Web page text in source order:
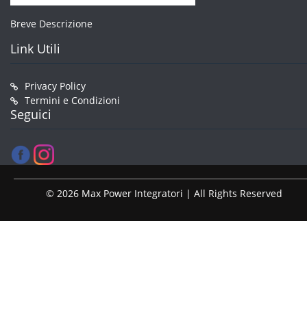
Breve Descrizione
Link Utili
Privacy Policy
Termini e Condizioni
Seguici
© 2026 Max Power Integratori | All Rights Reserved